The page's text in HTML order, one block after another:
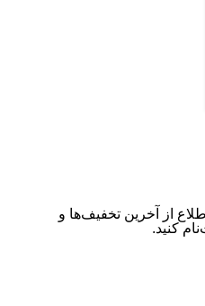
از آخرین تخفیف‌ها و
کنید.